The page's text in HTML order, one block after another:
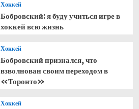
Хоккей
Бобровский: я буду учиться игре в
хоккей всю жизнь
Хоккей
Бобровский признался, что
взволнован своим переходом в
«Торонто»
Хоккей